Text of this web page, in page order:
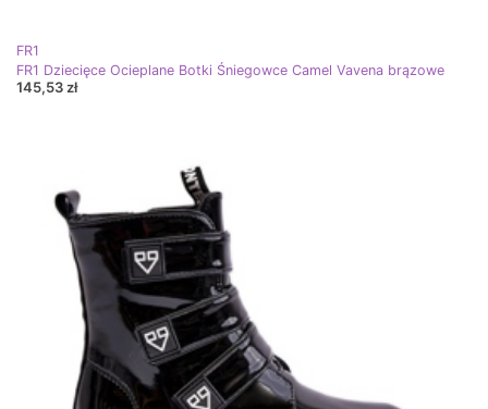
FR1
FR1 Dziecięce Ocieplane Botki Śniegowce Camel Vavena brązowe
145,53 zł